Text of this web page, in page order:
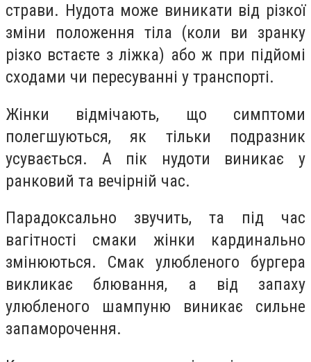
страви. Нудота може виникати від різкої
зміни положення тіла (коли ви зранку
різко встаєте з ліжка) або ж при підйомі
сходами чи пересуванні у транспорті.
Жінки відмічають, що симптоми
полегшуються, як тільки подразник
усувається. А пік нудоти виникає у
ранковий та вечірній час.
Парадоксально звучить, та під час
вагітності смаки жінки кардинально
змінюються. Смак улюбленого бургера
викликає блювання, а від запаху
улюбленого шампуню виникає сильне
запаморочення.